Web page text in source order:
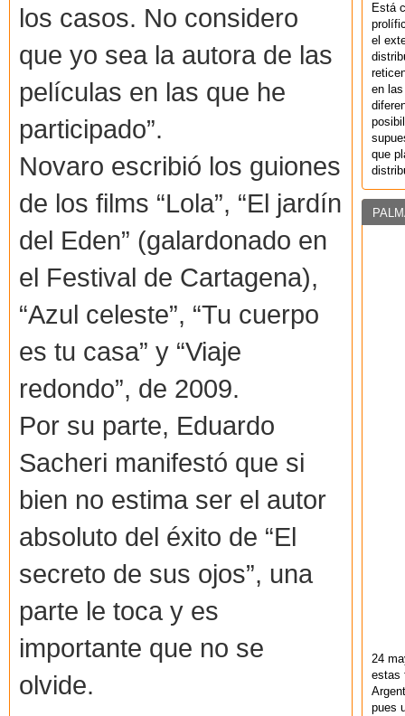
los casos. No considero
que yo sea la autora de las
películas en las que he
participado”.
Novaro escribió los guiones
de los films “Lola”, “El jardín
del Eden” (galardonado en
el Festival de Cartagena),
“Azul celeste”, “Tu cuerpo
es tu casa” y “Viaje
redondo”, de 2009.
Por su parte, Eduardo
Sacheri manifestó que si
bien no estima ser el autor
absoluto del éxito de “El
secreto de sus ojos”, una
parte le toca y es
importante que no se
olvide.
Está
el
en
que
24
estas
pues